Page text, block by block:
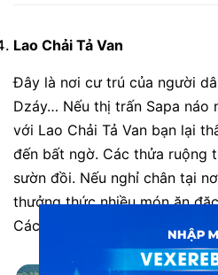
Lao Chải Tả Van
Đây là nơi cư trú của người
Dzáy… Nếu thị trấn Sapa náo
với Lao Chải Tả Van bạn lại
đến bất ngờ. Các thửa ruộng
sườn đồi. Nếu nghỉ chân tại
thưởng thức nhiều món ăn
Các nguyên liệu đều do học